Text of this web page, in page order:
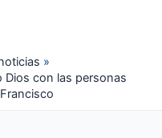
Dios con las personas